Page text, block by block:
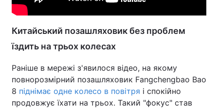
Китайський позашляховик без проблем
їздить на трьох колесах
Раніше в мережі з'явилося відео, на якому
повнорозмірний позашляховик Fangchengbao Bao
8 піднімає одне колесо в повітря і спокійно
продовжує їхати на трьох. Такий "фокус" став